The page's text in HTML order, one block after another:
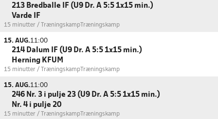
213 Bredballe IF (U9 Dr. A 5:5 1x15 min.)
Varde IF
15 minutter / Træningskamp Træningskamp
15. AUG.11:00
214 Dalum IF (U9 Dr. A 5:5 1x15 min.)
Herning KFUM
15 minutter / Træningskamp Træningskamp
15. AUG.11:00
246 Nr. 3 i pulje 23 (U9 Dr. A 5:5 1x15 min.)
Nr. 4 i pulje 20
15 minutter / Træningskamp Træningskamp